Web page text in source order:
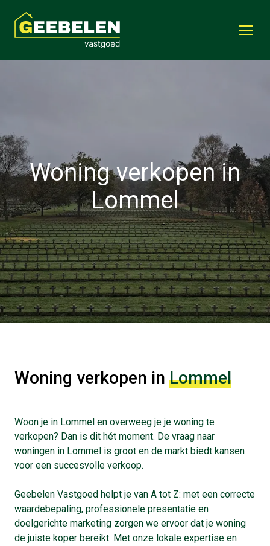
Woning verkopen in
Lommel
Woning verkopen in Lommel
Woon je in Lommel en overweeg je je woning te
verkopen? Dan is dit hét moment. De vraag naar
woningen in Lommel is groot en de markt biedt kansen
voor een succesvolle verkoop.
Geebelen Vastgoed helpt je van A tot Z: met een correcte
waardebepaling, professionele presentatie en
doelgerichte marketing zorgen we ervoor dat je woning
de juiste koper bereikt. Met onze lokale expertise en